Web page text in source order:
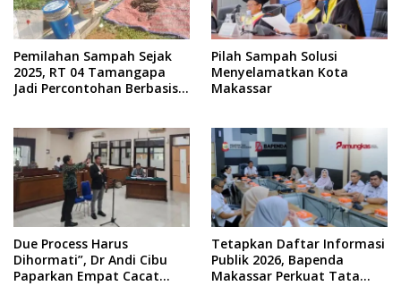
Pemilahan Sampah Sejak
2025, RT 04 Tamangapa
Jadi Percontohan Berbasis
Pilah Sampah Solusi
Menyelamatkan Kota
Makassar
Due Process Harus
Dihormati”, Dr Andi Cibu
Paparkan Empat Cacat
Tetapkan Daftar Informasi
Publik 2026, Bapenda
Makassar Perkuat Tata